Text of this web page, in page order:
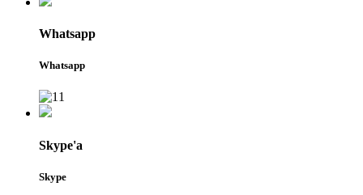
Whatsapp
Whatsapp
Skype'a
Skype